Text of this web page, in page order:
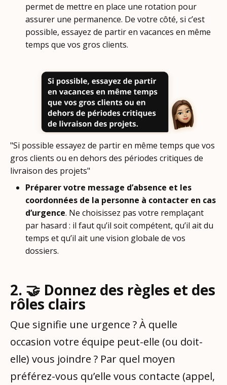
permet de mettre en place une rotation pour
assurer une permanence. De votre côté, si c’est
possible, essayez de partir en vacances en même
temps que vos gros clients.
"Si possible essayez de partir en même temps que vos
gros clients ou en dehors des périodes critiques de
livraison des projets"
Préparer votre message d’absence et les
coordonnées de la personne à contacter en cas
d’urgence. Ne choisissez pas votre remplaçant
par hasard : il faut qu’il soit compétent, qu’il ait du
temps et qu’il ait une vision globale de vos
dossiers.
2. 🤝 Donnez des règles et des
rôles clairs
Que signifie une urgence ? À quelle
occasion votre équipe peut-elle (ou doit-
elle) vous joindre ? Par quel moyen
préférez-vous qu’elle vous contacte (appel,